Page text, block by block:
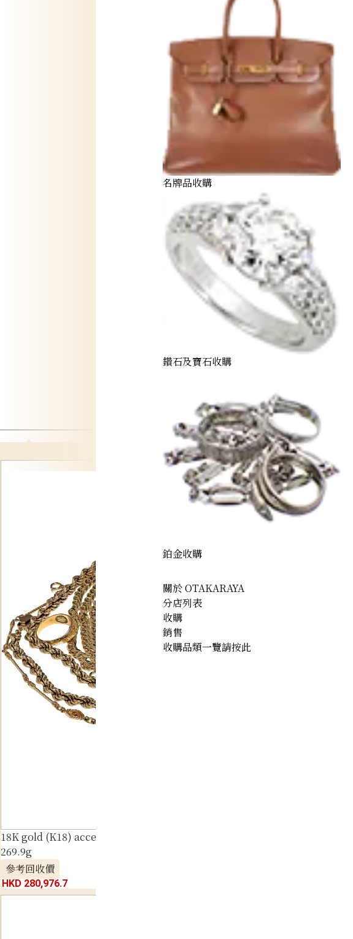
18K gold (K18) accessories summary
269.9g
參考回收價
HKD 280,976.7
名牌品收購
鑽石及寶石收購
鉑金收購
關於 OTAKARAYA
分店列表
收購
銷售
收購品類一覽請按此